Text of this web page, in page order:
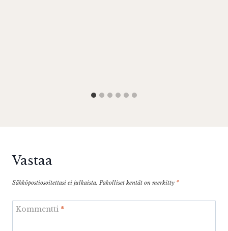
Vastaa
Sähköpostiosoitettasi ei julkaista. Pakolliset kentät on merkitty *
Kommentti *